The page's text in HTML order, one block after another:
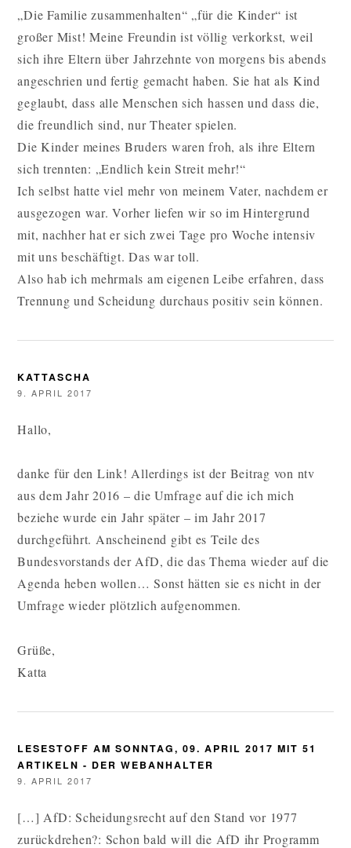
„Die Familie zusammenhalten“ „für die Kinder“ ist
großer Mist! Meine Freundin ist völlig verkorkst, weil
sich ihre Eltern über Jahrzehnte von morgens bis abends
angeschrien und fertig gemacht haben. Sie hat als Kind
geglaubt, dass alle Menschen sich hassen und dass die,
die freundlich sind, nur Theater spielen.
Die Kinder meines Bruders waren froh, als ihre Eltern
sich trennten: „Endlich kein Streit mehr!“
Ich selbst hatte viel mehr von meinem Vater, nachdem er
ausgezogen war. Vorher liefen wir so im Hintergrund
mit, nachher hat er sich zwei Tage pro Woche intensiv
mit uns beschäftigt. Das war toll.
Also hab ich mehrmals am eigenen Leibe erfahren, dass
Trennung und Scheidung durchaus positiv sein können.
KATTASCHA
9. APRIL 2017
Hallo,
danke für den Link! Allerdings ist der Beitrag von ntv
aus dem Jahr 2016 – die Umfrage auf die ich mich
beziehe wurde ein Jahr später – im Jahr 2017
durchgeführt. Anscheinend gibt es Teile des
Bundesvorstands der AfD, die das Thema wieder auf die
Agenda heben wollen… Sonst hätten sie es nicht in der
Umfrage wieder plötzlich aufgenommen.
Grüße,
Katta
LESESTOFF AM SONNTAG, 09. APRIL 2017 MIT 51
ARTIKELN - DER WEBANHALTER
9. APRIL 2017
[…] AfD: Scheidungsrecht auf den Stand vor 1977
zurückdrehen?: Schon bald will die AfD ihr Programm